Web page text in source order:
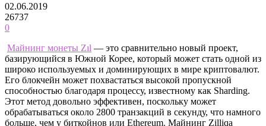
02.06.2019
26737
0
Майнинг монеты Zıl — это сравнительно новый проект,
базирующийся в Южной Корее, который может стать одной из
широко используемых и доминирующих в мире криптовалют.
Его блокчейн может похвастаться высокой пропускной
способностью благодаря процессу, известному как Sharding.
Этот метод довольно эффективен, поскольку может
обрабатываться около 2800 транзакций в секунду, что намного
больше, чем у биткойнов или Ethereum. Майнинг Zilliqa